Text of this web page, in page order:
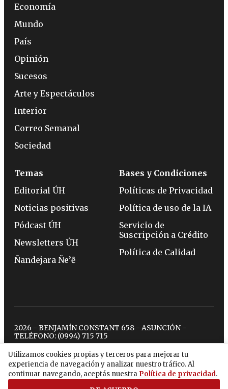
Utilizamos cookies propias y terceros para mejorar tu
experiencia de navegación y analizar nuestro tráfico. Al
continuar navegando, aceptás nuestra Política de privacidad.
Economía
Mundo
País
Opinión
Sucesos
Arte y Espectáculos
Interior
Correo Semanal
Sociedad
Temas
Editorial ÚH
Noticias positivas
Pódcast ÚH
Newsletters ÚH
Ñandejara Ñe’ẽ
Bases y Condiciones
Políticas de Privacidad
Política de uso de la IA
Servicio de
Suscripción a Crédito
Política de Calidad
2026 - BENJAMÍN CONSTANT 658 - ASUNCIÓN -
TELÉFONO: (0994) 715 715
twitterinstagram
facebook
tiktokyoutubespotify